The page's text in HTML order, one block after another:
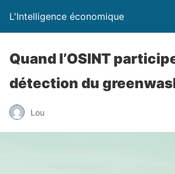
L'Intelligence économique
Quand l’OSINT
détection du
Lou